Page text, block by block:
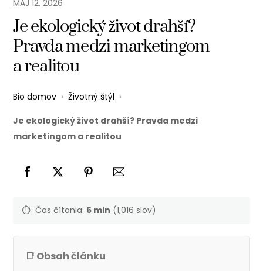
MÁJ 12,2026
Je ekologický život drahší?
Pravda medzi marketingom
a realitou
Bio domov › Životný štýl ›
Je ekologický život drahší? Pravda medzi
marketingom a realitou
⏱️ Čas čítania: 6 min (1,016 slov)
📑 Obsah článku